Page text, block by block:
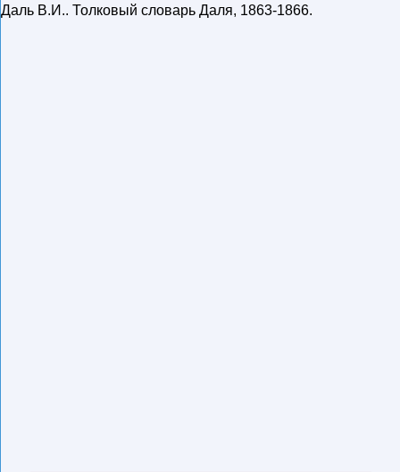
Даль В.И.. Толковый словарь Даля, 1863-1866.